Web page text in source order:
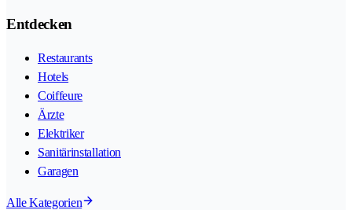
Entdecken
Restaurants
Hotels
Coiffeure
Ärzte
Elektriker
Sanitärinstallation
Garagen
Alle Kategorien